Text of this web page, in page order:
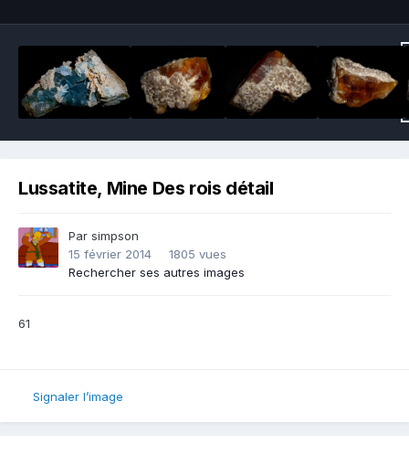
Lussatite, Mine Des rois détail
Par simpson
15 février 2014
1805 vues
Rechercher ses autres images
61
Signaler l’image